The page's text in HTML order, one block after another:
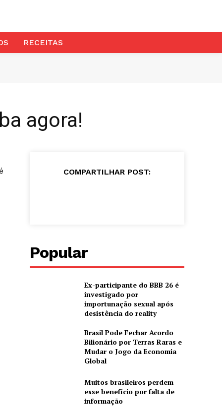
RECEITAS
agora!
COMPARTILHAR POST:
Popular
Ex-participante do BBB 26 é
investigado por
importunação sexual após
desistência do reality
Brasil Pode Fechar Acordo
Bilionário por Terras Raras e
Mudar o Jogo da Economia
Global
Muitos brasileiros perdem
esse benefício por falta de
informação